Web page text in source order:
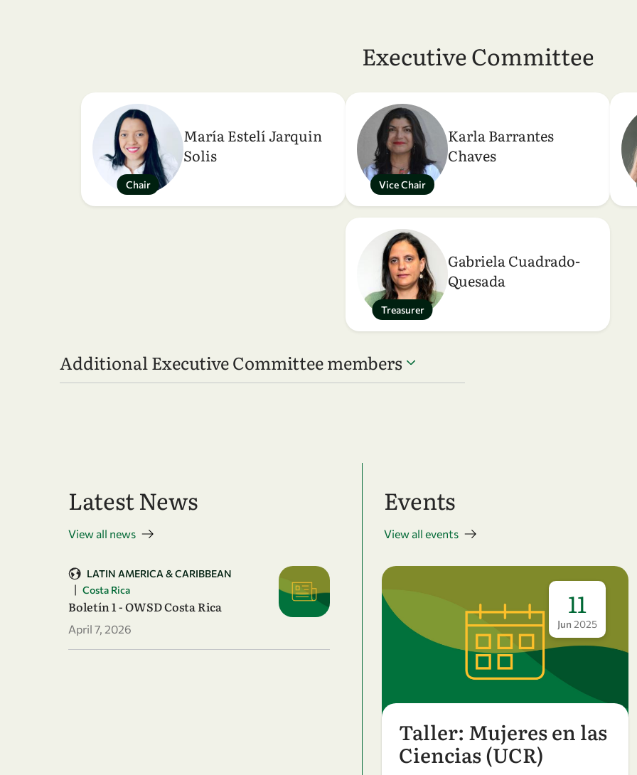
Executive Committee
Chair
María Estelí Jarquin
Solis
Vice Chair
Karla Barrantes
Chaves
Treasurer
Gabriela Cuadrado-
Quesada
Additional Executive Committee members
Latest News
View all news
April 7, 2026
Boletín 1 - OWSD Costa Rica
LATIN AMERICA & CARIBBEAN
| Costa Rica
Events
View all events
11
Jun 2025
Taller: Mujeres en las
Ciencias (UCR)